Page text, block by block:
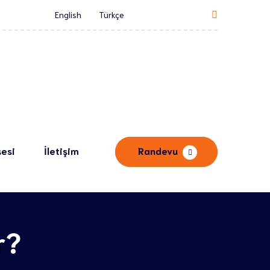
English Türkçe
İletişim Randevu